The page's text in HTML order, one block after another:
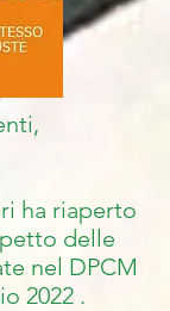
ha riaperto
delle
nel DPCM
2022 .